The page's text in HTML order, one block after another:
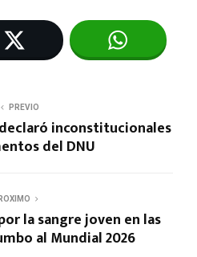
PREVIO
inconstitucionales
del DNU
la sangre joven en las
al Mundial 2026